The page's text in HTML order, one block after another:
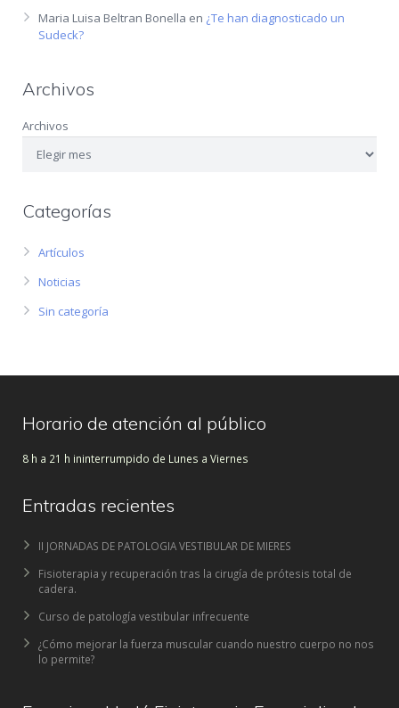
Maria Luisa Beltran Bonella en ¿Te han diagnosticado un
Sudeck?
Archivos
Archivos
Categorías
Artículos
Noticias
Sin categoría
Horario de atención al público
8 h a 21 h ininterrumpido de Lunes a Viernes
Entradas recientes
II JORNADAS DE PATOLOGIA VESTIBULAR DE MIERES
Fisioterapia y recuperación tras la cirugía de prótesis total de
cadera.
Curso de patología vestibular infrecuente
¿Cómo mejorar la fuerza muscular cuando nuestro cuerpo no nos
lo permite?